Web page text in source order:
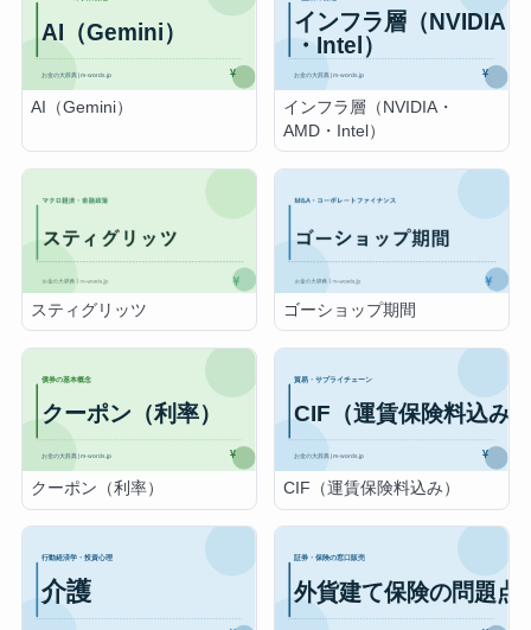
AI（Gemini）
インフラ層（NVIDIA・
AMD・Intel）
スティグリッツ ゴーショップ期間
クーポン（利率） CIF（運賃保険料込み）